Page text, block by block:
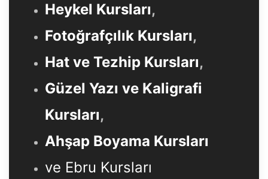
Heykel Kursları,
Fotoğrafçılık Kursları,
Hat ve Tezhip Kursları,
Güzel Yazı ve Kaligrafi
Kursları,
Ahşap Boyama Kursları
ve Ebru Kursları